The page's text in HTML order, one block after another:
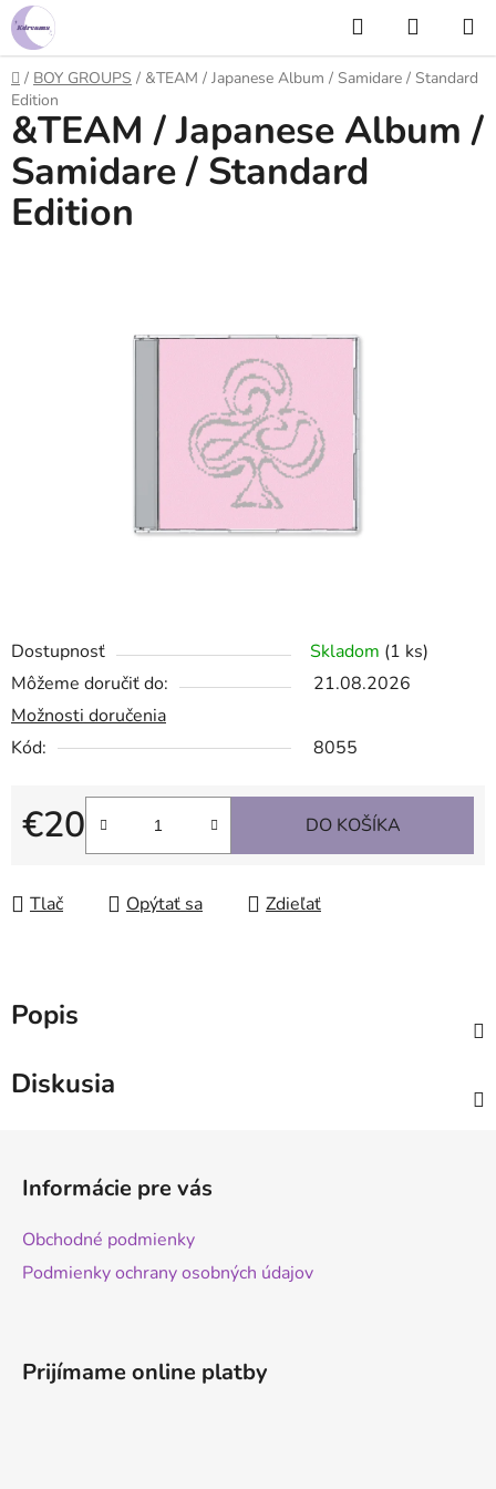
Prejsť
na
obsah
Hľadať
KOŠÍK
Domov
/ BOY GROUPS / &TEAM / Japanese Album / Samidare / Standard
Edition
Dostupnosť Skladom (1 ks)
Môžeme doručiť do:
21.08.2026
Možnosti doručenia
Kód:
8055
€20
Jednotková cena:
DO KOŠÍKA
Tlač Opýtať sa Zdieľať
&TEAM / Japanese Album /
Samidare / Standard
Edition
Popis
Diskusia
Informácie pre vás
Obchodné podmienky
Podmienky ochrany osobných údajov
Prijímame online platby